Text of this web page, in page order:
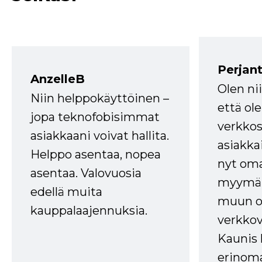
AnzelleB
Niin helppokäyttöinen –
jopa teknofobisimmat
asiakkaani voivat hallita.
Helppo asentaa, nopea
asentaa. Valovuosia
edellä muita
kauppalaajennuksia.
Olen
että
nyt
muun
Kaunis